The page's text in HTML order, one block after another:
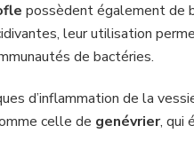
possèdent également de
leur utilisation
de bactéries.
d’inflammation de la
celle de genévrier, qui